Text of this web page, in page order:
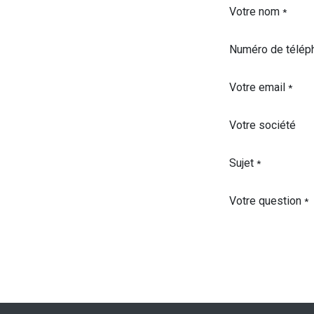
Votre nom *
Numéro de
Votre email *
Votre société
Sujet *
Votre question *